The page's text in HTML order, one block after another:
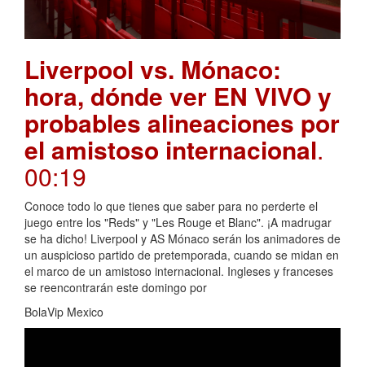
Liverpool vs. Mónaco:
hora, dónde ver EN VIVO y
probables alineaciones por
el amistoso internacional.
00:19
Conoce todo lo que tienes que saber para no perderte el
juego entre los "Reds" y "Les Rouge et Blanc". ¡A madrugar
se ha dicho! Liverpool y AS Mónaco serán los animadores de
un auspicioso partido de pretemporada, cuando se midan en
el marco de un amistoso internacional. Ingleses y franceses
se reencontrarán este domingo por
BolaVip Mexico